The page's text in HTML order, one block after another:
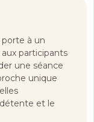
porte à un
participants
une séance
unique
et le